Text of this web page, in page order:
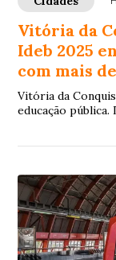
Vitória da
Ideb 2025
com mais
Vitória da
educação